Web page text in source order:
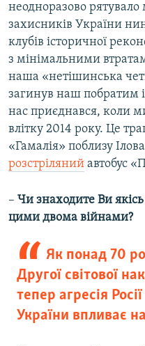
неодноразово
захисників України
клубів історичної
з мінімальними
наша «нетішинська
загинув наш побратим
нас приєднався, коли
влітку 2014 року. Це
«Гамалія» поблизу
розстріляний автобус
– Чи знаходите Ви
цими двома війнами?
Як понад 70
Другої світової
тепер агресія
України впливає